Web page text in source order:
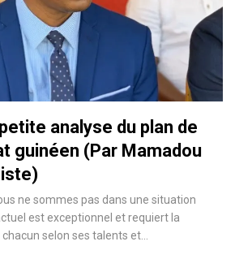
analyse du plan de
guinéen (Par Mamadou
ne sommes pas dans une situation
est exceptionnel et requiert la
selon ses talents et…